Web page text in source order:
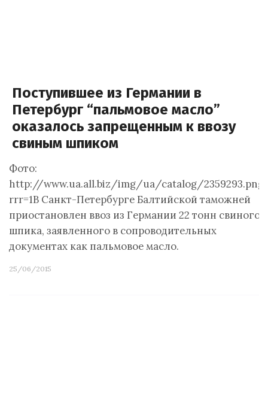
Поступившее из Германии в
Петербург “пальмовое масло”
оказалось запрещенным к ввозу
свиным шпиком
Фото:
http://www.ua.all.biz/img/ua/catalog/
rrr=1В Санкт-Петербурге Балтийской таможней
приостановлен ввоз из Германии 22 тонн свиного
шпика, заявленного в сопроводительных
документах как пальмовое масло.
25/06/2015